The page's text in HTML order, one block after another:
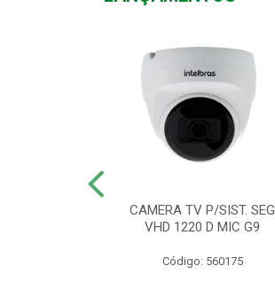
CAMERA TV P/SIST. SEG
VHD 1220 D MIC G9
Código: 560175